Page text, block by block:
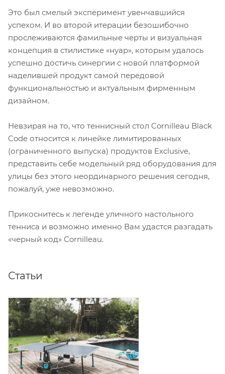
Это был смелый эксперимент увенчавшийся
успехом. И во второй итерации безошибочно
прослеживаются фамильные черты и визуальная
концепция в стилистике «нуар», которым удалось
успешно достичь синергии с новой платформой
наделившей продукт самой передовой
функциональностью и актуальным фирменным
дизайном.
Невзирая на то, что теннисный стол Cornilleau Black
Code относится к линейке лимитированных
(ограниченного выпуска) продуктов Exclusive,
представить себе модельный ряд оборудования для
улицы без этого неординарного решения сегодня,
пожалуй, уже невозможно.
Прикоснитесь к легенде уличного настольного
тенниса и возможно именно Вам удастся разгадать
«черный код» Cornilleau.
Статьи